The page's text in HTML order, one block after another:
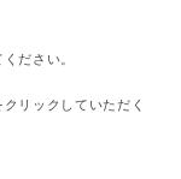
ださい。
リックしていただく